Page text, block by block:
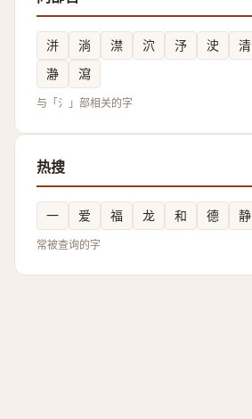
洴 淌 澿 泬 汿 㳏 清
瀞
瀉
与「氵」部相关的字
热搜
一 爱 福 龙 和 德 静
常被查询的字